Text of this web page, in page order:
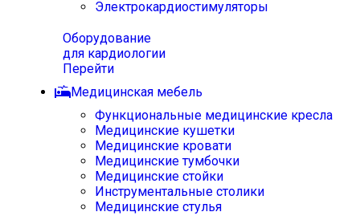
Электрокардиостимуляторы
Оборудование
для кардиологии
Перейти
Медицинская мебель
Функциональные медицинские кресла
Медицинские кушетки
Медицинские кровати
Медицинские тумбочки
Медицинские стойки
Инструментальные столики
Медицинские стулья